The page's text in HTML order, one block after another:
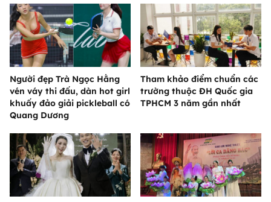
Người đẹp Trà Ngọc Hằng
vén váy thi đấu, dàn hot girl
khuấy đảo giải pickleball có
Quang Dương
Tham khảo điểm chuẩn các
trường thuộc ĐH Quốc gia
TPHCM 3 năm gần nhất